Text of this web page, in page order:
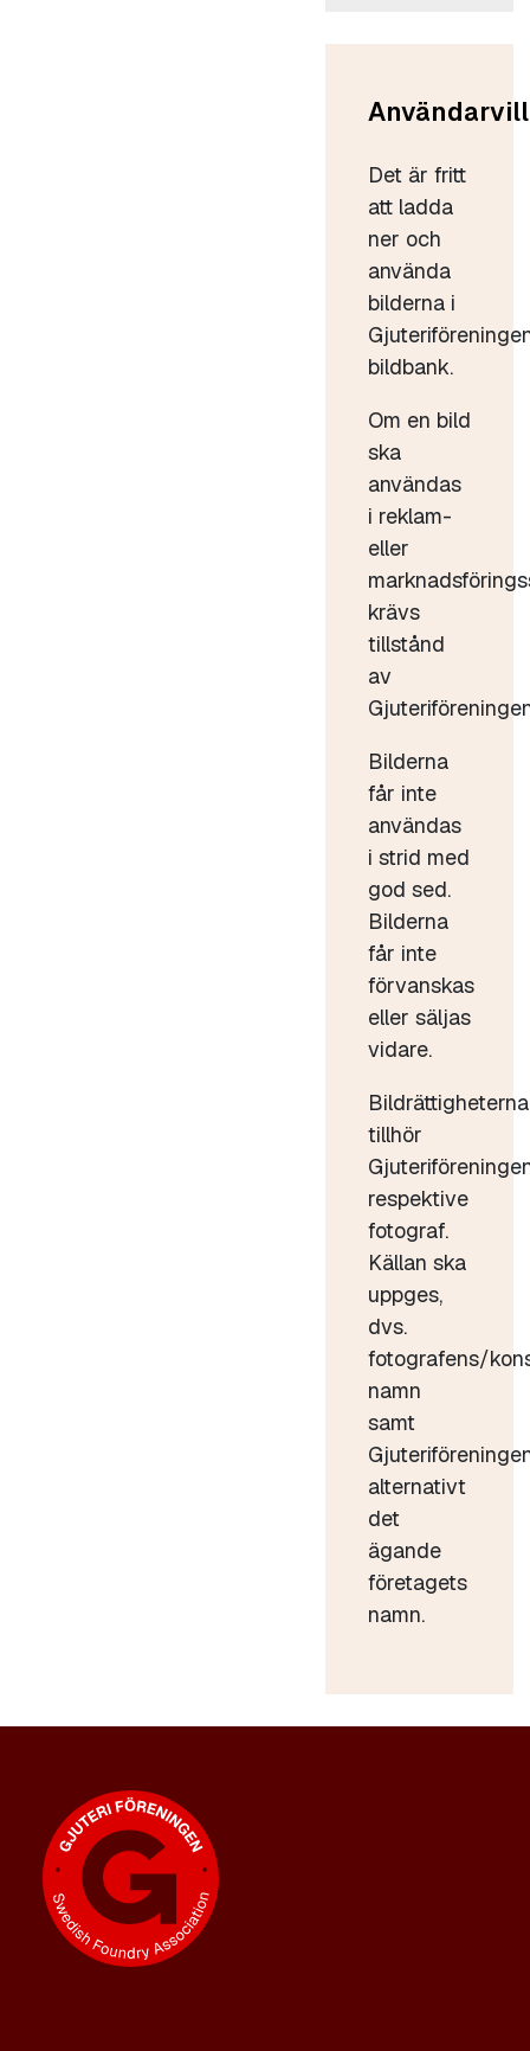
Det är fritt
att ladda
ner och
använda
bilderna i
bildbank.
Om en bild
ska
användas
i reklam-
eller
krävs
tillstånd
av
Bilderna
får inte
användas
i strid med
god sed.
Bilderna
får inte
förvanskas
eller säljas
vidare.
Bildrättigheterna
tillhör
respektive
fotograf.
Källan ska
uppges,
dvs.
fotografens/
namn
samt
alternativt
det
ägande
företagets
namn.